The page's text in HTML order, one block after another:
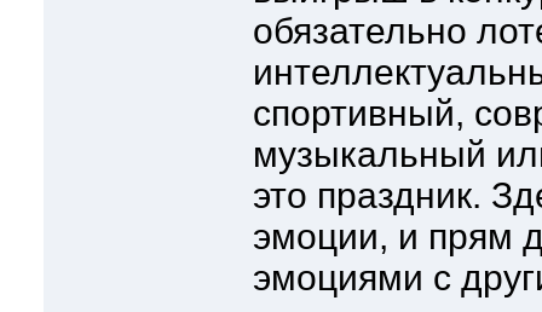
обязательно
спортивный,
музыкальный
это праздник.
эмоции, и прям
эмоциями с